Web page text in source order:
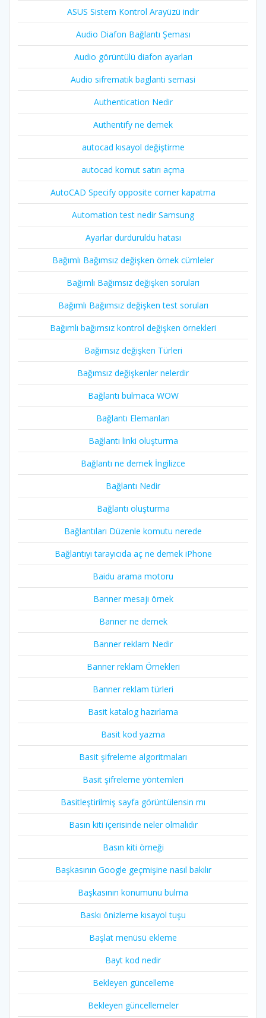
ASUS Sistem Kontrol Arayüzü indir
Audio Diafon Bağlantı Şeması
Audio görüntülü diafon ayarları
Audio sifrematik baglanti semasi
Authentication Nedir
Authentify ne demek
autocad kısayol değiştirme
autocad komut satırı açma
AutoCAD Specify opposite corner kapatma
Automation test nedir Samsung
Ayarlar durduruldu hatası
Bağımlı Bağımsız değişken örnek cümleler
Bağımlı Bağımsız değişken soruları
Bağımlı Bağımsız değişken test soruları
Bağımlı bağımsız kontrol değişken örnekleri
Bağımsız değişken Türleri
Bağımsız değişkenler nelerdir
Bağlantı bulmaca WOW
Bağlantı Elemanları
Bağlantı linki oluşturma
Bağlantı ne demek İngilizce
Bağlantı Nedir
Bağlantı oluşturma
Bağlantıları Düzenle komutu nerede
Bağlantıyı tarayıcıda aç ne demek iPhone
Baidu arama motoru
Banner mesajı örnek
Banner ne demek
Banner reklam Nedir
Banner reklam Örnekleri
Banner reklam türleri
Basit katalog hazırlama
Basit kod yazma
Basit şifreleme algoritmaları
Basit şifreleme yöntemleri
Basitleştirilmiş sayfa görüntülensin mı
Basın kiti içerisinde neler olmalıdır
Basın kiti örneği
Başkasının Google geçmişine nasıl bakılır
Başkasının konumunu bulma
Baskı önizleme kısayol tuşu
Başlat menüsü ekleme
Bayt kod nedir
Bekleyen güncelleme
Bekleyen güncellemeler